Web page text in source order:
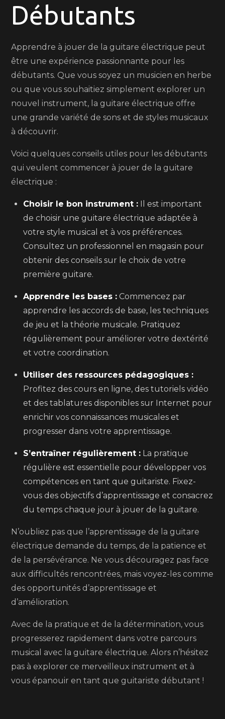
pour
Commencer
Votre
Aventure
Musicale
Débutants
Apprendre à jouer de la guitare électrique peut
être une expérience passionnante pour les
débutants. Que vous soyez un musicien en herbe
ou que vous souhaitiez simplement explorer un
nouvel instrument, la guitare électrique offre
une grande variété de sons et de styles musicaux
à découvrir.
Voici quelques conseils utiles pour les débutants
qui veulent commencer à jouer de la guitare
électrique :
Choisir le bon instrument : Il est important
de choisir une guitare électrique adaptée à
votre style musical et à vos préférences.
Consultez un professionnel en magasin pour
obtenir des conseils sur le choix de votre
première guitare.
Apprendre les bases : Commencez par
apprendre les accords de base, les techniques
de jeu et la théorie musicale. Pratiquez
régulièrement pour améliorer votre dextérité
et votre coordination.
Utiliser des ressources pédagogiques :
Profitez des cours en ligne, des tutoriels vidéo
et des tablatures disponibles sur Internet pour
enrichir vos connaissances musicales et
progresser dans votre apprentissage.
S’entraîner régulièrement : La pratique
régulière est essentielle pour développer vos
compétences en tant que guitariste. Fixez-
vous des objectifs d’apprentissage et consacrez
du temps chaque jour à jouer de la guitare.
N’oubliez pas que l’apprentissage de la guitare
électrique demande du temps, de la patience et
de la persévérance. Ne vous découragez pas face
aux difficultés rencontrées, mais voyez-les comme
des opportunités d’apprentissage et
d’amélioration.
Avec de la pratique et de la détermination, vous
progresserez rapidement dans votre parcours
musical avec la guitare électrique. Alors n’hésitez
pas à explorer ce merveilleux instrument et à
vous épanouir en tant que guitariste débutant !